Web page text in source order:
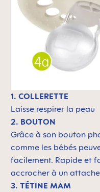
1. COLLERETTE
Laisse respirer la peau
2. BOUTON
Grâce à son bouton
comme les bébés
facilement. Rapide et
accrocher à un
3. TÉTINE MAM